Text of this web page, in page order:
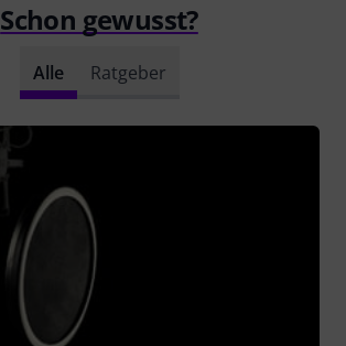
Schon gewusst?
Alle Ratgeber